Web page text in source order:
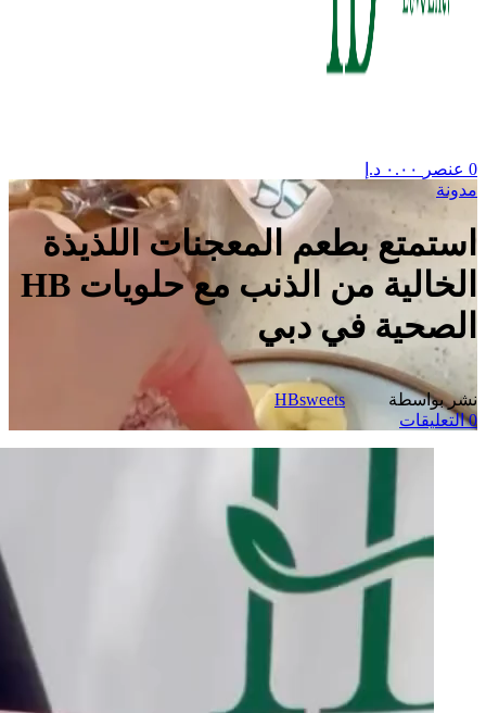
0 عنصر ٠.٠٠ د.إ
مدونة
استمتع بطعم المعجنات اللذيذة
الخالية من الذنب مع حلويات HB
الصحية في دبي
نشر بواسطة
HBsweets
0 التعليقات